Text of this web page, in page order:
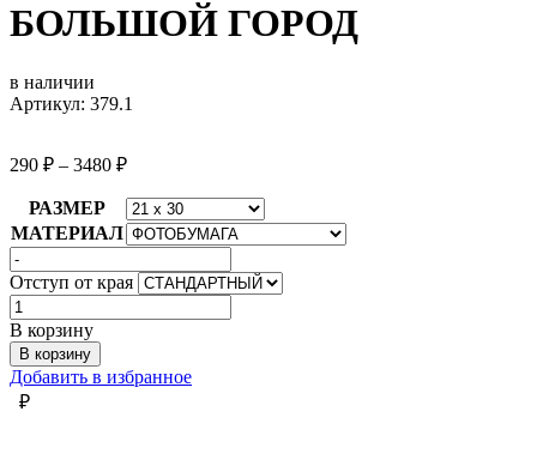
БОЛЬШОЙ ГОРОД
в наличии
Артикул: 379.1
290 ₽ – 3480 ₽
РАЗМЕР
МАТЕРИАЛ
Отступ от края
Количество
товара
БОЛЬШОЙ
ГОРОД
В корзину
В корзину
Добавить в избранное
₽